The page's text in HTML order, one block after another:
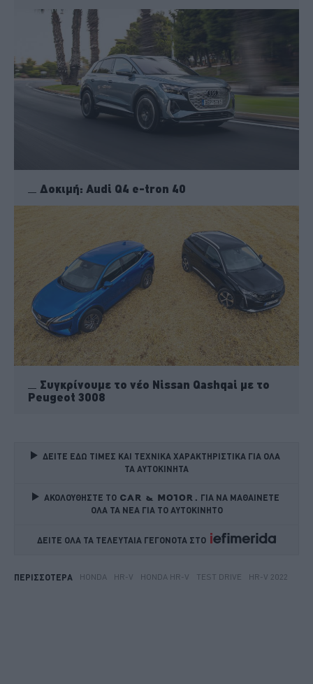
Δοκιμή: Audi Q4 e-tron 40
Συγκρίνουμε το νέο Nissan Qashqai με το
Peugeot 3008
ΔΕΙΤΕ ΕΔΩ ΤΙΜΕΣ ΚΑΙ ΤΕΧΝΙΚΑ ΧΑΡΑΚΤΗΡΙΣΤΙΚΑ ΓΙΑ ΟΛΑ
ΤΑ ΑΥΤΟΚΙΝΗΤΑ
ΑΚΟΛΟΥΘΗΣΤΕ ΤΟ
ΓΙΑ ΝΑ ΜΑΘΑΙΝΕΤΕ
ΟΛΑ ΤΑ ΝΕΑ ΓΙΑ ΤΟ ΑΥΤΟΚΙΝΗΤΟ
ΔΕΙΤΕ ΟΛΑ ΤΑ ΤΕΛΕΥΤΑΙΑ ΓΕΓΟΝΟΤΑ ΣΤΟ
ΠΕΡΙΣΣΟΤΕΡΑ HONDA HR-V HONDA HR-V TEST DRIVE HR-V 2022